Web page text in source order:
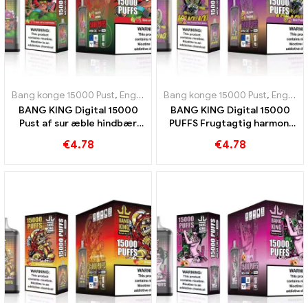
Bang konge 15000 Pust, Engangs e-cigaretter Sverige ,Engangs e-
BANG KING Digital 15000
Pust af sur æble hindbær
Tog
€4.78
Bang konge 15000 Pust, Engangs e-cigaretter Sverige
BANG KING Digital 15000
PUFFS Frugtagtig harmoni
guava
€4.78